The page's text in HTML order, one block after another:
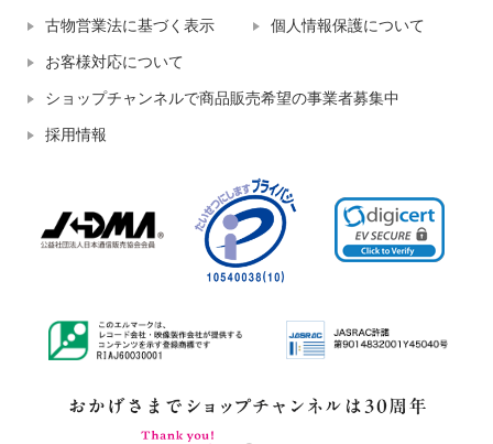
古物営業法に基づく表示 個人情報保護について
お客様対応について
ショップチャンネルで商品販売希望の事業者募集中
採用情報